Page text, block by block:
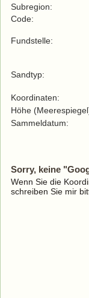
Subregion:
Code:
Fundstelle:
Sandtyp:
Koordinaten:
Höhe
Sammeldatum:
Sorry, keine
Wenn Sie die
schreiben Sie mir